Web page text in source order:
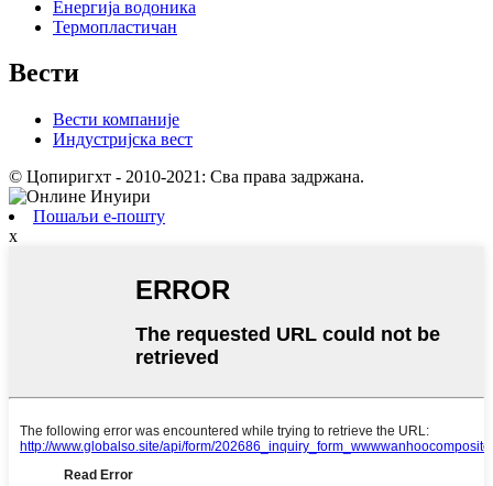
Енергија водоника
Термопластичан
Вести
Вести компаније
Индустријска вест
© Цопиригхт - 2010-2021: Сва права задржана.
Пошаљи е-пошту
x